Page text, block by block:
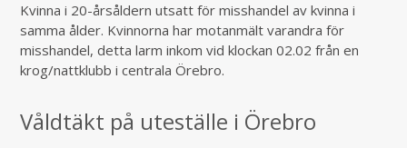
Kvinna i 20-årsåldern utsatt för misshandel av kvinna i
samma ålder. Kvinnorna har motanmält varandra för
misshandel, detta larm inkom vid klockan 02.02 från en
krog/nattklubb i centrala Örebro.
Våldtäkt på uteställe i Örebro